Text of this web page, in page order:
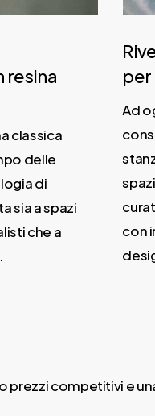
classica
delle
di
sia a spazi
che a
per
Ad
con
prezzi competitivi e